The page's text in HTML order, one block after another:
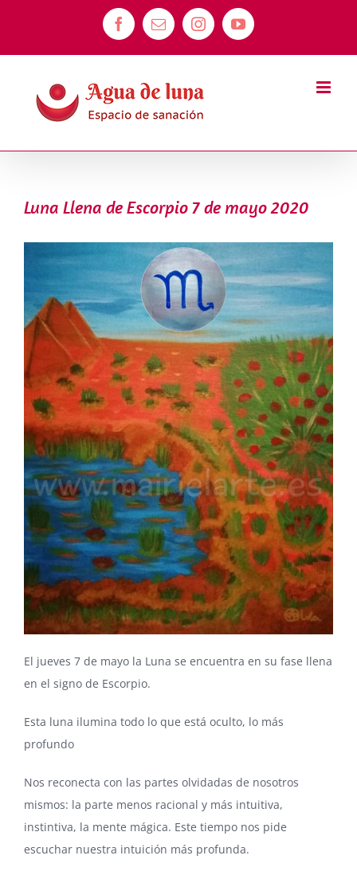
contenido
FacebookCorreo
electrónico
InstagramYouTube
Luna Llena de Escorpio 7 de mayo 2020
El jueves 7 de mayo la Luna se encuentra en su fase llena
en el signo de Escorpio.
Esta luna ilumina todo lo que está oculto, lo más
profundo
Nos reconecta con las partes olvidadas de nosotros
mismos: la parte menos racional y más intuitiva,
instintiva, la mente mágica. Este tiempo nos pide
escuchar nuestra intuición más profunda.